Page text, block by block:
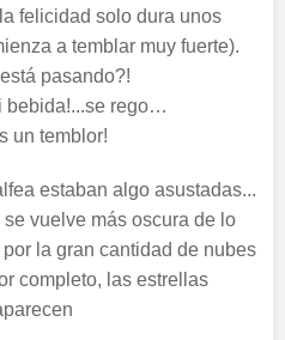
felicidad solo dura unos
a temblar muy fuerte).
pasando?!
bebida!...se rego…
un temblor!
estaban algo asustadas...
vuelve más oscura de lo
la gran cantidad de nubes
completo, las estrellas